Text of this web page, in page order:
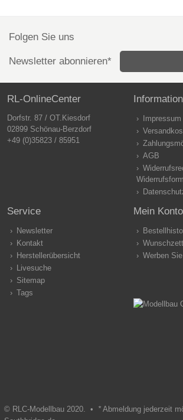
Folgen Sie uns
Newsletter abonnieren*
RL-OnlineCenter
Dorfstr. 87 / OT.Kiesdorf
02899 Schönau-Berzdorf
+49 (0)35823 / 85951
Impressum
AGB
Service
Newsletter
Kontakt
Herstellerübersicht
Livesuche
Sitemap
Tags
Mein Konto
Werben
© RLC-Modellbau 2020. • *Abmeldung jederzeit